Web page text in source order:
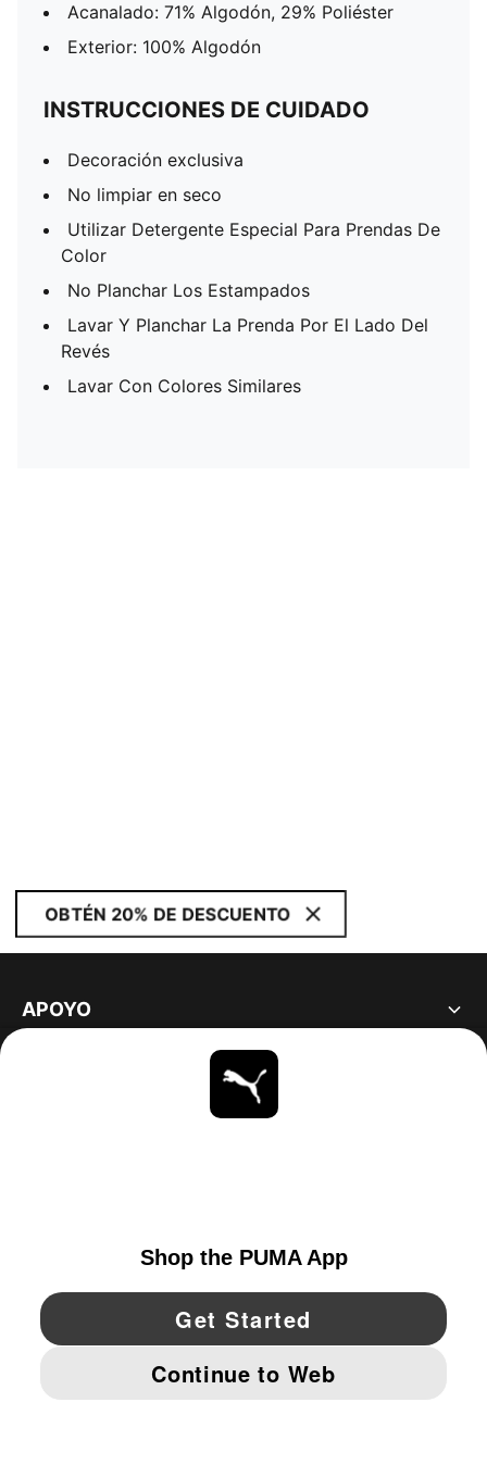
Acanalado: 71% Algodón, 29% Poliéster
Exterior: 100% Algodón
INSTRUCCIONES DE CUIDADO
Decoración exclusiva
No limpiar en seco
Utilizar Detergente Especial Para Prendas De
Color
No Planchar Los Estampados
Lavar Y Planchar La Prenda Por El Lado Del
Revés
Lavar Con Colores Similares
OBTÉN 20% DE DESCUENTO
APOYO
YouTube Twitter Pinterest
IMPRINT AND LEGAL DATA